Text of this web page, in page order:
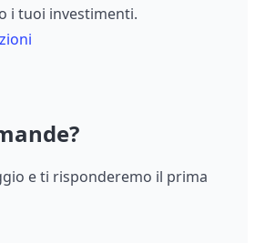
i tuoi investimenti.
e ti risponderemo il prima